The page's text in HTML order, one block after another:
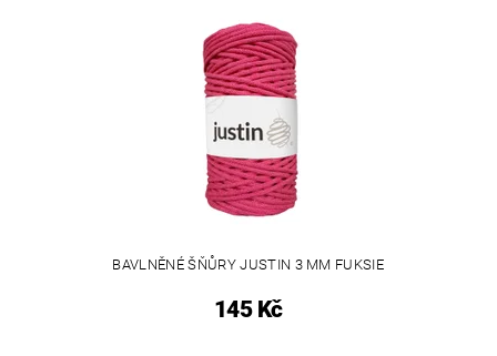
BAVLNĚNÉ ŠŇŮRY JUSTIN 3 MM FUKSIE
145 Kč